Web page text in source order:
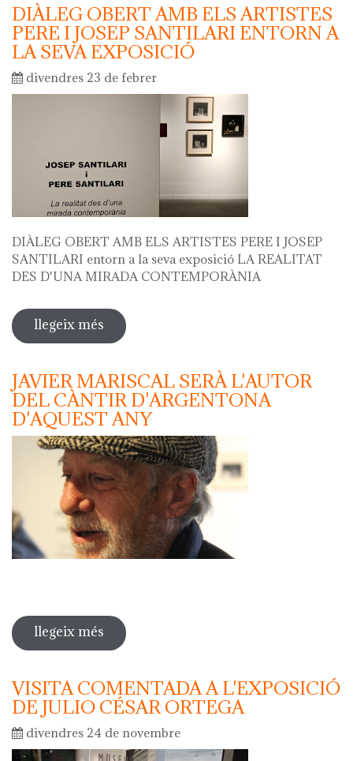
DIÀLEG OBERT AMB ELS ARTISTES
PERE I JOSEP SANTILARI ENTORN A
LA SEVA EXPOSICIÓ
divendres 23 de febrer
DIÀLEG OBERT AMB ELS ARTISTES PERE I JOSEP
SANTILARI entorn a la seva exposició LA REALITAT
DES D'UNA MIRADA CONTEMPORÀNIA
llegeix més sobre diàleg obert amb els artistes
pere i josep santilari entorn a la seva
JAVIER MARISCAL SERÀ L'AUTOR
DEL CÀNTIR D'ARGENTONA
D'AQUEST ANY
llegeix més sobre javier mariscal serà l'autor del
càntir d'argentona d'aquest any
VISITA COMENTADA A L'EXPOSICIÓ
DE JULIO CÉSAR ORTEGA
divendres 24 de novembre